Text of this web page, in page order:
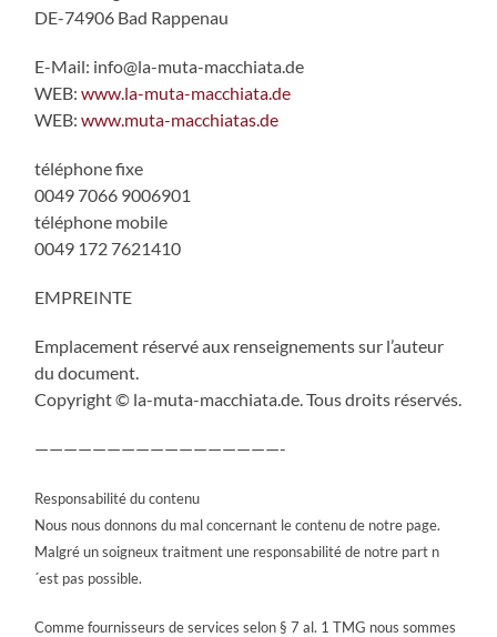
DE-74906 Bad Rappenau
E-Mail: info@la-muta-macchiata.de
WEB:www.la-muta-macchiata.de
WEB:www.muta-macchiatas.de
téléphone fixe
0049 7066 9006901
téléphone mobile
0049 172 7621410
EMPREINTE
Emplacement réservé aux renseignements sur l’auteur
du document.
Copyright © la-muta-macchiata.de. Tous droits réservés.
—————————————————-
Responsabilité du contenu
Nous nous donnons du mal concernant le contenu de notre page.
Malgré un soigneux traitment une responsabilité de notre part n
´est pas possible.
Comme fournisseurs de services selon § 7 al. 1 TMG nous sommes